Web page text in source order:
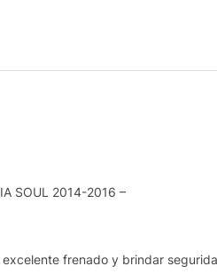
SOUL 2014-2016 –
frenado y brindar